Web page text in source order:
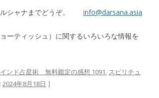
ルシャナまでどうぞ。 info@darsana.asia
ーティッシュ）に関するいろいろな情報を
インド占星術 無料鑑定の感想 1091, スピリチュ
2024年8月18日 |